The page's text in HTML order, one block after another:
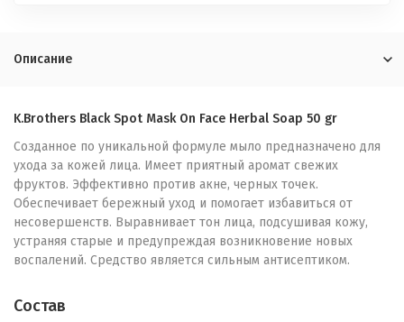
Описание
K.Brothers Black Spot Mask On Face Herbal Soap 50 gr
Созданное по уникальной формуле мыло предназначено для
ухода за кожей лица. Имеет приятный аромат свежих
фруктов. Эффективно против акне, черных точек.
Обеспечивает бережный уход и помогает избавиться от
несовершенств. Выравнивает тон лица, подсушивая кожу,
устраняя старые и предупреждая возникновение новых
воспалений. Средство является сильным антисептиком.
Состав